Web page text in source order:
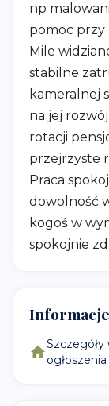
np
pomoc przy
Mile
stabilne
kameralnej
na jej
rotacji
przejrzyste
Praca
dowolność
kogoś w
spokojnie
ogłoszenia